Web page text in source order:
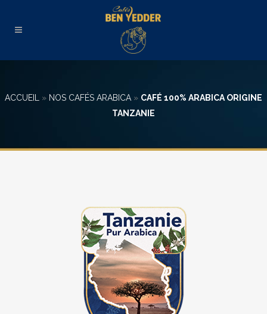
ACCUEIL » NOS CAFÉS ARABICA » CAFÉ 100% ARABICA ORIGINE
TANZANIE